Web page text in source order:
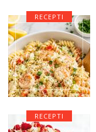
RECEPTI
RECEPTI